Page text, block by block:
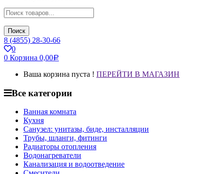
Поиск
8 (4855) 28-30-66
0
0 Корзина 0,00Р
Ваша корзина пуста ! ПЕРЕЙТИ В МАГАЗИН
Все категории
Ванная комната
Кухня
Санузел: унитазы, биде, инсталляции
Трубы, шланги, фитинги
Радиаторы отопления
Водонагреватели
Канализация и водоотведение